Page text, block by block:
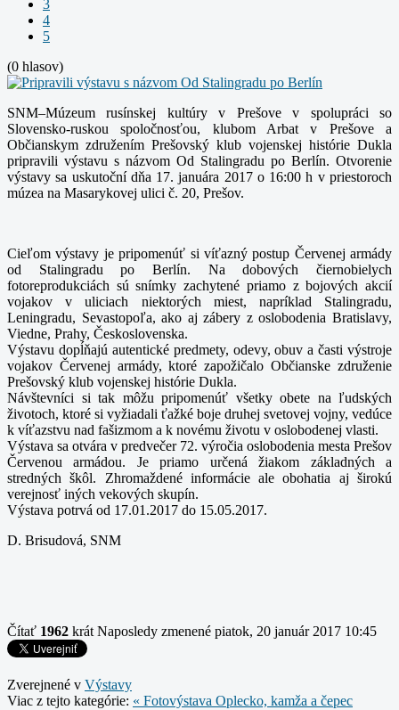
3
4
5
(0 hlasov)
SNM–Múzeum rusínskej kultúry v Prešove v spolupráci so
Slovensko-ruskou spoločnosťou, klubom Arbat v Prešove a
Občianskym združením Prešovský klub vojenskej histórie Dukla
pripravili výstavu s názvom Od Stalingradu po Berlín. Otvorenie
výstavy sa uskutoční dňa 17. januára 2017 o 16:00 h v priestoroch
múzea na Masarykovej ulici č. 20, Prešov.
Cieľom výstavy je pripomenúť si víťazný postup Červenej armády
od Stalingradu po Berlín. Na dobových čiernobielych
fotoreprodukciách sú snímky zachytené priamo z bojových akcií
vojakov v uliciach niektorých miest, napríklad Stalingradu,
Leningradu, Sevastopoľa, ako aj zábery z oslobodenia Bratislavy,
Viedne, Prahy, Československa.
Výstavu dopĺňajú autentické predmety, odevy, obuv a časti výstroje
vojakov Červenej armády, ktoré zapožičalo Občianske združenie
Prešovský klub vojenskej histórie Dukla.
Návštevníci si tak môžu pripomenúť všetky obete na ľudských
životoch, ktoré si vyžiadali ťažké boje druhej svetovej vojny, vedúce
k víťazstvu nad fašizmom a k novému životu v oslobodenej vlasti.
Výstava sa otvára v predvečer 72. výročia oslobodenia mesta Prešov
Červenou armádou. Je priamo určená žiakom základných a
stredných škôl. Zhromaždené informácie ale obohatia aj širokú
verejnosť iných vekových skupín.
Výstava potrvá od 17.01.2017 do 15.05.2017.
D. Brisudová, SNM
Čítať 1962 krát Naposledy zmenené piatok, 20 január 2017 10:45
Zverejnené v Výstavy
Viac z tejto kategórie: « Fotovýstava Oplecko, kamža a čepec